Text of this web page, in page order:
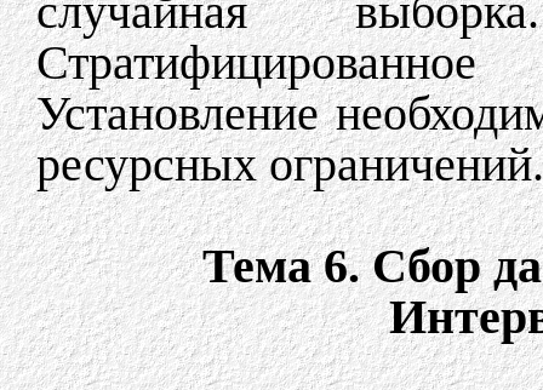
случайная
Установление
ресурсных ограничений.
Тема 6. Сбор